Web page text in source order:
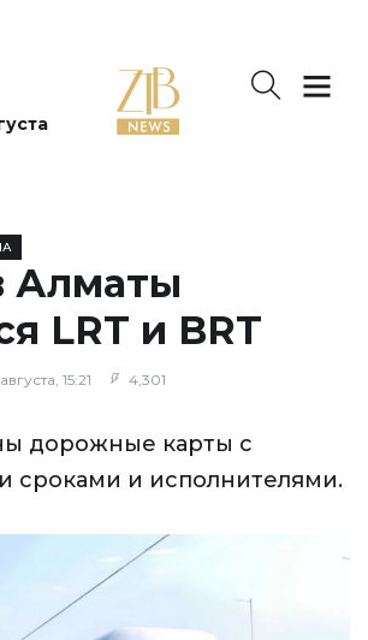
Алматы
LRT и BRT
15:21 4,301
дорожные карты с
сроками и исполнителями.